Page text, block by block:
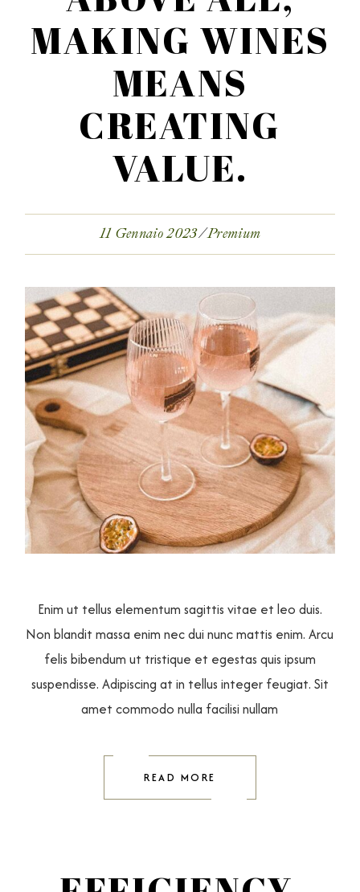
MAKING WINES
MEANS
CREATING
VALUE.
11 Gennaio 2023 Premium
Enim ut tellus elementum sagittis vitae et leo duis.
Non blandit massa enim nec dui nunc mattis enim. Arcu
felis bibendum ut tristique et egestas quis ipsum
suspendisse. Adipiscing at in tellus integer feugiat. Sit
amet commodo nulla facilisi nullam
READ MORE